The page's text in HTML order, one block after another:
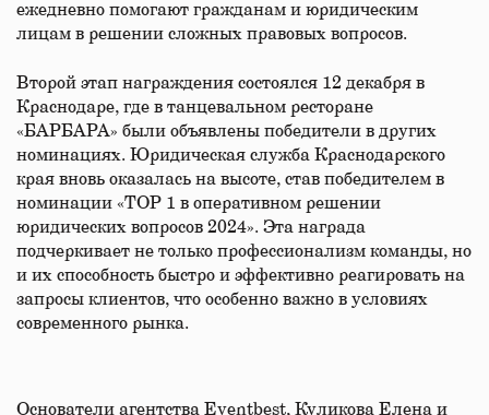
ежедневно помогают гражданам и юридическим
лицам в решении сложных правовых вопросов.
Второй этап награждения состоялся 12 декабря в
Краснодаре, где в танцевальном ресторане
«БАРБАРА» были объявлены победители в других
номинациях. Юридическая служба Краснодарского
края вновь оказалась на высоте, став победителем в
номинации «TOP 1 в оперативном решении
юридических вопросов 2024». Эта награда
подчеркивает не только профессионализм команды, но
и их способность быстро и эффективно реагировать на
запросы клиентов, что особенно важно в условиях
современного рынка.
Основатели агентства Eventbest, Куликова Елена и